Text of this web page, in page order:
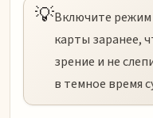
💡Включите
карты заранее,
зрение и не
в темное время